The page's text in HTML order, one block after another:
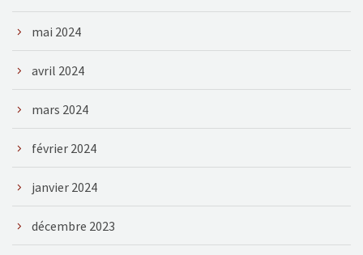
mai 2024
avril 2024
mars 2024
février 2024
janvier 2024
décembre 2023